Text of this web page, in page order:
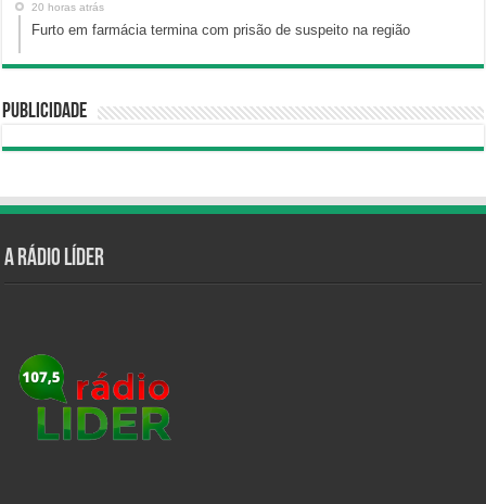
20 horas atrás
Furto em farmácia termina com prisão de suspeito na região
Publicidade
A Rádio Líder